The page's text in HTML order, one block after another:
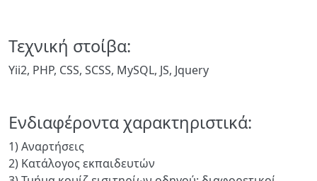
Τεχνική στοίβα:
Yii2, PHP, CSS, SCSS, MySQL, JS, Jquery
Ενδιαφέροντα χαρακτηριστικά:
1) Αναρτήσεις
2) Κατάλογος εκπαιδευτών